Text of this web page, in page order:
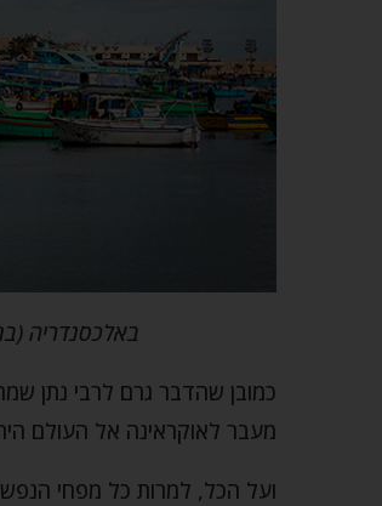
באלכסנדריה
כמובן שהדבר גרם לרבי נתן
מעבר לאוקראינה אל העולם
ועל הכל, למרות כל מפחי הנפש